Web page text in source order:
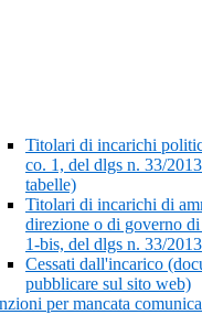
Titolari di incarichi
co. 1, del dlgs n. 33/
tabelle)
Titolari di incarichi di
direzione o di governo
1-bis, del dlgs n. 33/2013
Cessati dall'incarico
pubblicare sul sito web)
per mancata